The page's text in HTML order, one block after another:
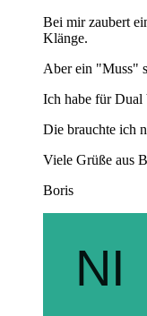
Bei mir zaubert
Klänge.
Aber ein "Muss"
Ich habe für Dual
Die brauchte ich
Viele Grüße aus
Boris